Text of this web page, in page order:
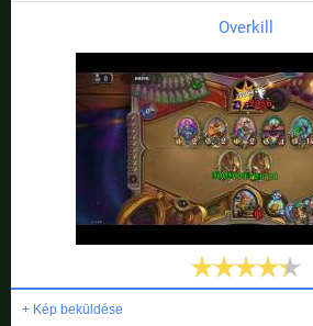
Overkill
+ Kép beküldése